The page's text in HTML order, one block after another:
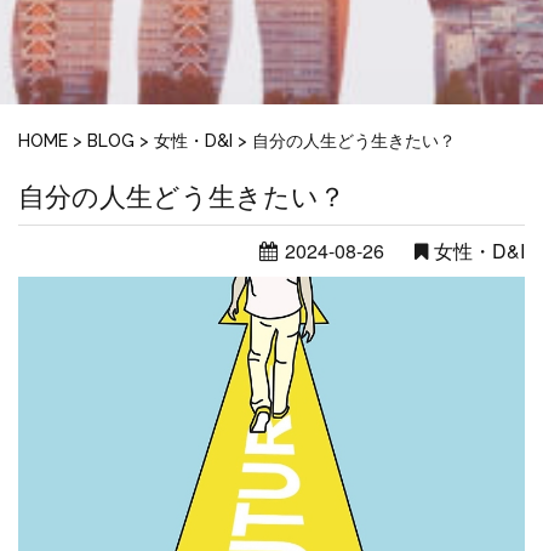
HOME > BLOG > 女性・D&I > 自分の人生どう生きたい？
自分の人生どう生きたい？
2024-08-26 女性・D&I